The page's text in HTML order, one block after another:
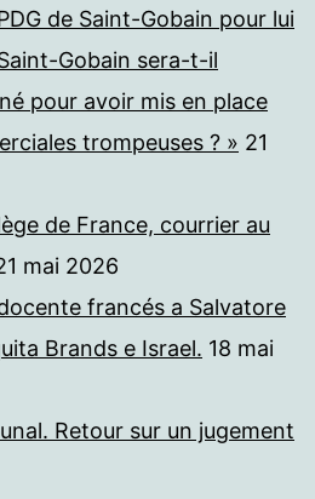
de Saint-Gobain pour lui
Gobain sera-t-il
pour avoir mis en place
trompeuses ? » 21
de France, courrier au
mai 2026
francés a Salvatore
Brands e Israel. 18 mai
Retour sur un jugement